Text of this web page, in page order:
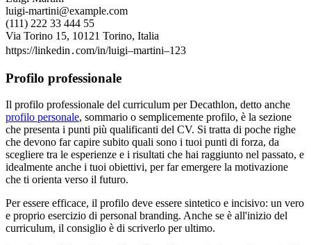
luigi-martini@example.com
(111) 222 33 444 55
Via Torino 15, 10121 Torino, Italia
https://linkedin․com/in/luigi–martini–123
Profilo professionale
Il profilo professionale del curriculum per Decathlon, detto anche
profilo personale, sommario o semplicemente profilo, è la sezione
che presenta i punti più qualificanti del CV. Si tratta di poche righe
che devono far capire subito quali sono i tuoi punti di forza, da
scegliere tra le esperienze e i risultati che hai raggiunto nel passato, e
idealmente anche i tuoi obiettivi, per far emergere la motivazione
che ti orienta verso il futuro.
Per essere efficace, il profilo deve essere sintetico e incisivo: un vero
e proprio esercizio di personal branding. Anche se è all'inizio del
curriculum, il consiglio è di scriverlo per ultimo.